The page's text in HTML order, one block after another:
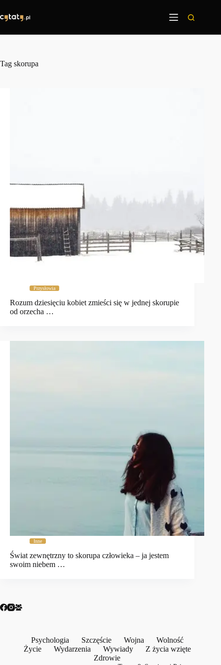
treści
Tag skorupa
Przysłowia
Rozum dziesięciu kobiet zmieści się w jednej skorupie
od orzecha …
Inne
Świat zewnętrzny to skorupa człowieka – ja jestem
swoim niebem …
Psychologia Szczęście Wojna
Wolność
Życie
Wydarzenia Wywiady
Z życia wzięte
Zdrowie